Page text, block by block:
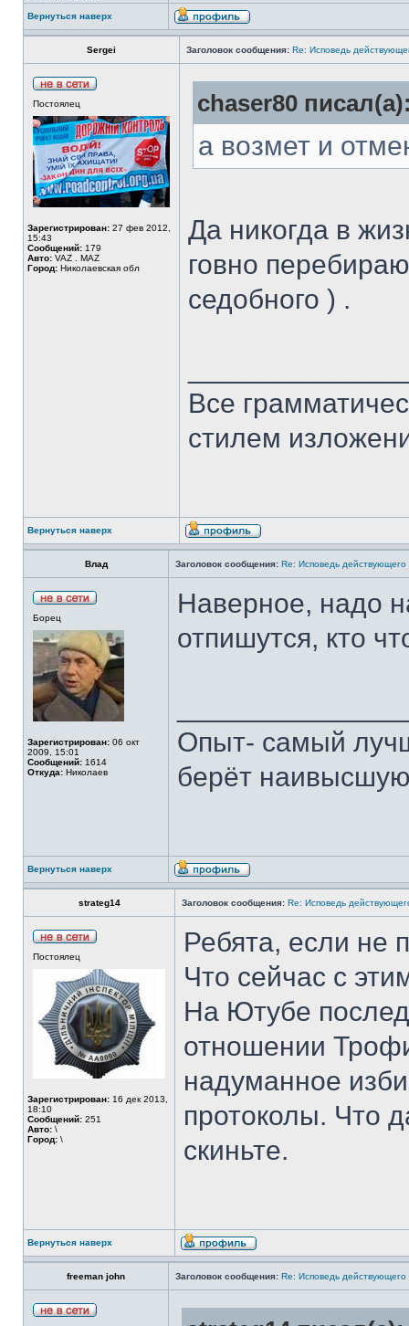
Вернуться наверх
Sergei Заголовок сообщения: Re: Исповедь
Постоялец
Зарегистрирован: 27 фев 2012,
15:43
Сообщений: 179
Авто: VAZ . MAZ
Город: Николаевская обл
chaser80
а возмет и
Да никогда в
говно
седобного ) .
Все
стилем
Вернуться наверх
Влад Заголовок сообщения: Re: Исповедь действующего
Борец
Зарегистрирован: 06 окт
2009, 15:01
Сообщений: 1614
Откуда: Николаев
Наверное, надо
отпишутся, кто
Опыт- самый
берёт
Вернуться наверх
strateg14 Заголовок сообщения: Re: Исповедь
Постоялец
Зарегистрирован: 16 дек 2013,
18:10
Сообщений: 251
Авто: \
Город: \
Ребята, если не
Что сейчас с
На Ютубе
отношении
надуманное
протоколы. Что
скиньте.
Вернуться наверх
freeman john Заголовок сообщения: Re: Исповедь действующего